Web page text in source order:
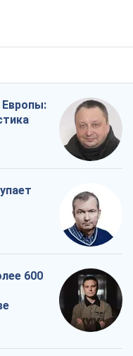
Европы:
600